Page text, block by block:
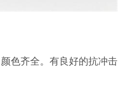
色齐全。有良好的抗冲击